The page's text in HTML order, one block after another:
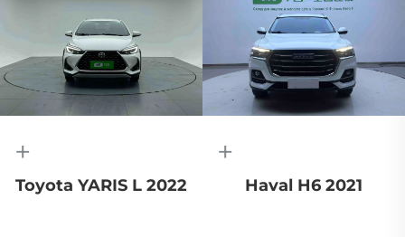
+
Toyota YARIS L 2022
+
Haval H6 2021